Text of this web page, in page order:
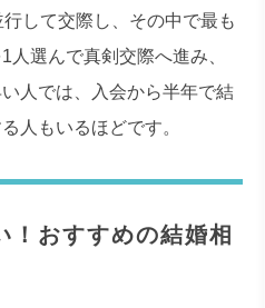
して交際し、その中で最も
選んで真剣交際へ進み、
人では、入会から半年で結
人もいるほどです。
！おすすめの結婚相